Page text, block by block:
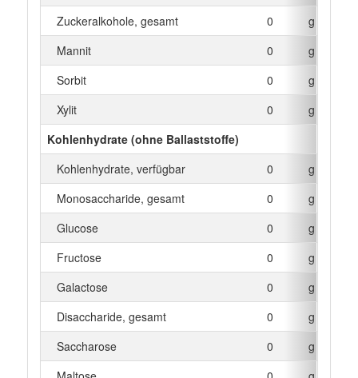
Zuckeralkohole, gesamt
0
g
Mannit
0
g
Sorbit
0
g
Xylit
0
g
Kohlenhydrate (ohne Ballaststoffe)
Kohlenhydrate, verfügbar
0
g
Monosaccharide, gesamt
0
g
Glucose
0
g
Fructose
0
g
Galactose
0
g
Disaccharide, gesamt
0
g
Saccharose
0
g